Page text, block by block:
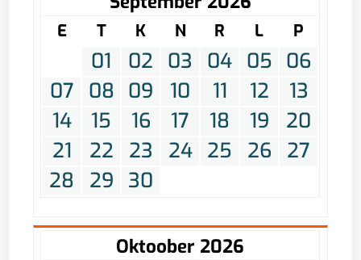
E T K N R L P
01 02 03 04 05 06
07
08 09 10 11 12
13
14
15 16 17 18 19
20
21
22 23 24 25 26
27
28
29 30
Oktoober 2026